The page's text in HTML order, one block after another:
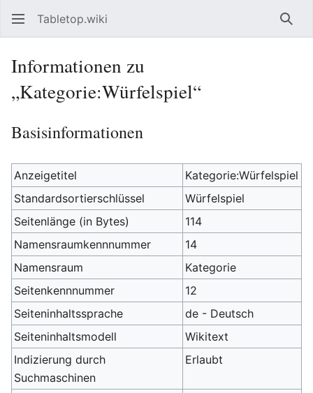
Tabletop.wiki
Informationen zu
„Kategorie:Würfelspiel“
Basisinformationen
Anzeigetitel
Kategorie:Würfelspiel
Standardsortierschlüssel
Würfelspiel
Seitenlänge (in Bytes)
114
Namensraumkennnummer
14
Namensraum
Kategorie
Seitenkennnummer
12
Seiteninhaltssprache
de - Deutsch
Seiteninhaltsmodell
Wikitext
Indizierung durch
Suchmaschinen
Erlaubt